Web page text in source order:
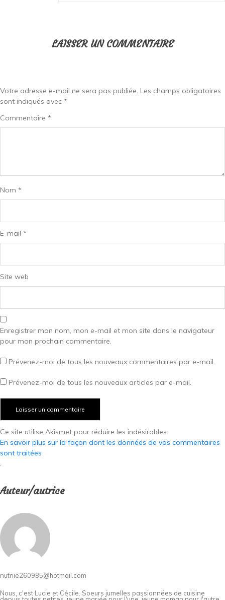
LAISSER UN COMMENTAIRE
Votre adresse e-mail ne sera pas publiée. Les champs obligatoires
sont indiqués avec *
Commentaire *
Nom *
E-mail *
Site web
Enregistrer mon nom, mon e-mail et mon site dans le navigateur
pour mon prochain commentaire.
Prévenez-moi de tous les nouveaux commentaires par e-mail.
Prévenez-moi de tous les nouveaux articles par e-mail.
Ce site utilise Akismet pour réduire les indésirables.
En savoir plus sur la façon dont les données de vos commentaires
sont traitées
.
Auteur/autrice
nutnie260985@hotmail.com
Nous, c'est Lucie et Cécile. Soeurs jumelles passionnées de cuisine